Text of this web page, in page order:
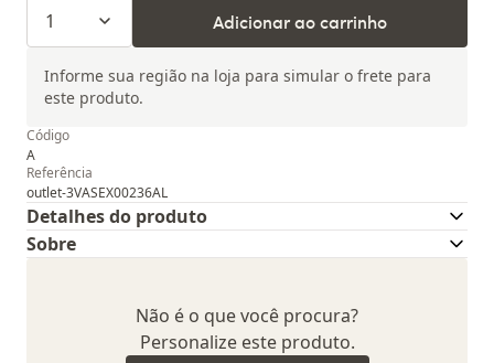
1 Adicionar ao carrinho
Informe sua região na loja para simular o frete para
este produto.
Código
A
Referência
outlet-3VASEX00236AL
Detalhes do produto
Sobre
Não é o que você procura?
Personalize este produto.